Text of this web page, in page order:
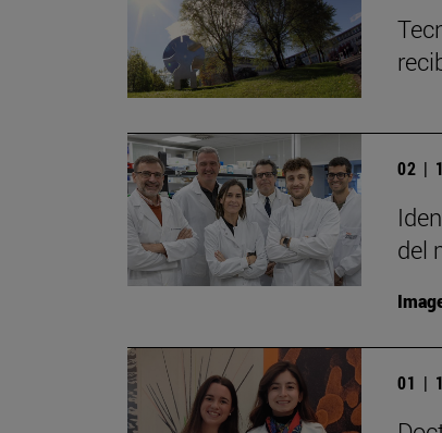
02 |
del
01 |